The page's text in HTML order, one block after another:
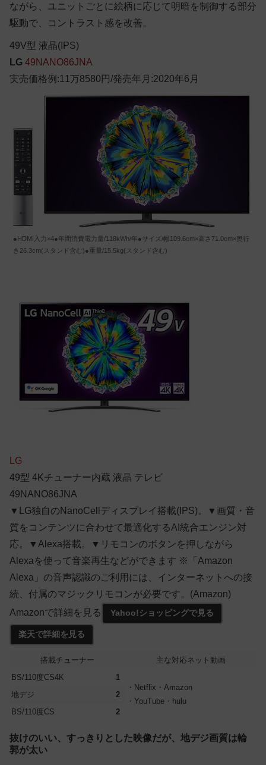
ながら、ユニットごとに絵柄に応じて明暗を制御する部分
駆動で、コントラスト感を改善。
49V型 液晶(IPS)
LG 49NANO86JNA
実売価格例:11万8580円/発売年月:2020年6月
●HDMI入力×4●年間消費電力量/118kWh/年●サイズ/幅109.6cm×高さ71.0cm×奥行
き26.3cm(スタンド含む)●重量/15.5kg(スタンド含む)
LG
49型 4Kチューナー内蔵 液晶 テレビ
49NANO86JNA
▼LG独自のNanoCellディスプレイ搭載(IPS)。▼画質・音
質をコンテンツに合わせて最適化するAI統合エンジン対
応。▼Alexa搭載。▼リモコンのボタンを押しながら
Alexaを使って音楽再生などができます ※「Amazon
Alexa」の音声認識のご利用には、インターネットへの接
続、付属のマジックリモコンが必要です。(Amazon)
Amazonで詳細を見る
Yahoo!ショッピングで見る
楽天で詳細を見る
搭載チューナー
主な対応ネット動画
BS/110度CS4K
1
・Netflix・Amazon
・YouTube・hulu
地デジ
2
BS/110度CS
2
抜けのいい、すっきりとした映像だが、地デジ画質は輪
郭が太い